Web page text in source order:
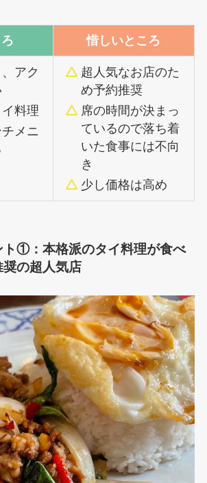
惜しいところ
アク
料理
メニ
超人気なお店のた
め予約推奨
席の時間が決まっ
ているので落ち着
いた食事には不向
き
少し価格は高め
ト①：本格派のタイ料理が食べ
奨の超人気店